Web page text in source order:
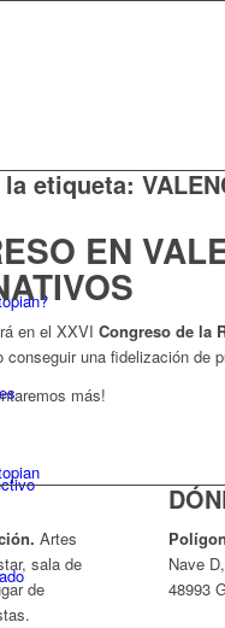
etiqueta:
EN
en el XXVI Congreso de la
conseguir una fidelización de
más!
ón. Artes
sala de
de
Polí
Nave
48993